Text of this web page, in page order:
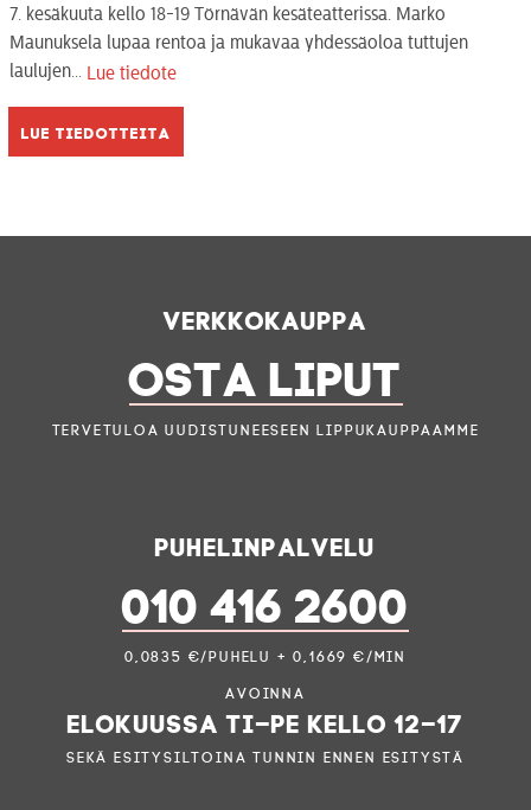
7. kesäkuuta kello 18-19 Törnävän kesäteatterissa. Marko
Maunuksela lupaa rentoa ja mukavaa yhdessäoloa tuttujen
laulujen... Lue tiedote
Lue tiedotteita
Verkkokauppa
OSTA LIPUT
Tervetuloa uudistuneeseen lippukauppaamme
Puhelinpalvelu
010 416 2600
0,0835 €/puhelu + 0,1669 €/min
Avoinna
elokuussa ti–pe kello 12–17
sekä esitysiltoina tunnin ennen esitystä